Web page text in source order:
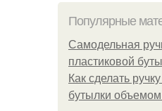
Популярные
Самодельная
пластиковой
Как сделать
бутылки